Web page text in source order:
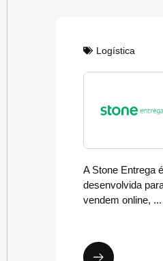
Logística
​A Stone Entrega
desenvolvida
vendem online, ...